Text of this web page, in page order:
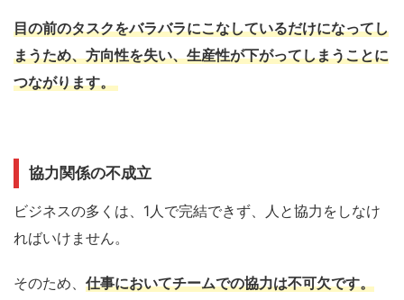
目の前のタスクをバラバラにこなしているだけになってし
まうため、方向性を失い、生産性が下がってしまうことに
つながります。
協力関係の不成立
ビジネスの多くは、 1人で完結できず、人と協力をしなけ
ればいけません。
そのため、 仕事においてチームでの協力は不可欠です。